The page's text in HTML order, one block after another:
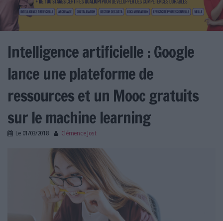
VIE NUMÉRIQUE
NUMÉRIQUE RESPONSABLE
LES NEWSLETTERS
LE MAGAZINE
LES GUIDES PRATIQUES
L'ESPACE EMPLOI
L'ANNUAIRE DES ACTEURS
LES LIVRES BLANCS
LES SUPPLÉMENTS
Intelligence artificielle : Google
lance une plateforme de
ressources et un Mooc gratuits
sur le machine learning
Le 01/03/2018 Clémence Jost
fille_ordistylo.jpg